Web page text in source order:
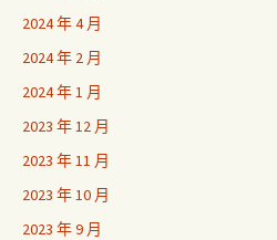
2024 年 4 月
2024 年 2 月
2024 年 1 月
2023 年 12 月
2023 年 11 月
2023 年 10 月
2023 年 9 月